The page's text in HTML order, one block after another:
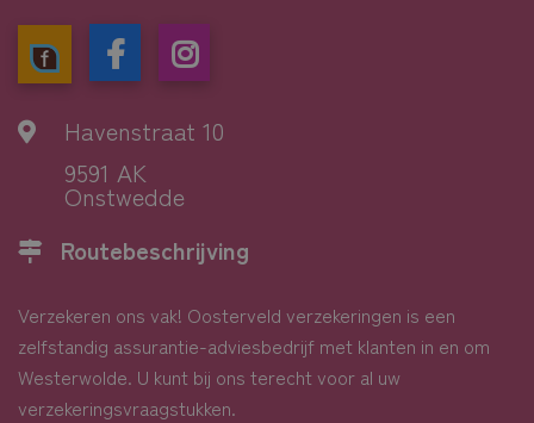
Havenstraat 10
9591 AK
Onstwedde
Routebeschrijving
Verzekeren ons vak! Oosterveld verzekeringen is een
zelfstandig assurantie-adviesbedrijf met klanten in en om
Westerwolde. U kunt bij ons terecht voor al uw
verzekeringsvraagstukken.